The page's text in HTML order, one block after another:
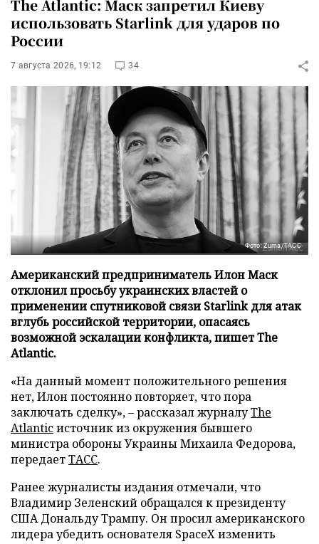
The Atlantic: Маск запретил Киеву
использовать Starlink для ударов по
России
7 августа 2026, 19:12 34
Фото: Zuma/ТАСС
Американский предприниматель Илон Маск
отклонил просьбу украинских властей о
применении спутниковой связи Starlink для атак
вглубь российской территории, опасаясь
возможной эскалации конфликта, пишет The
Atlantic.
«На данный момент положительного решения
нет, Илон постоянно повторяет, что пора
заключать сделку», – рассказал журналуThe
Atlanticисточник из окружения бывшего
министра обороны Украины Михаила Федорова,
передаетТАСС.
Ранее журналисты издания отмечали, что
Владимир Зеленский обращался к президенту
США Дональду Трампу. Он просил американского
лидера убедить основателя SpaceX изменить